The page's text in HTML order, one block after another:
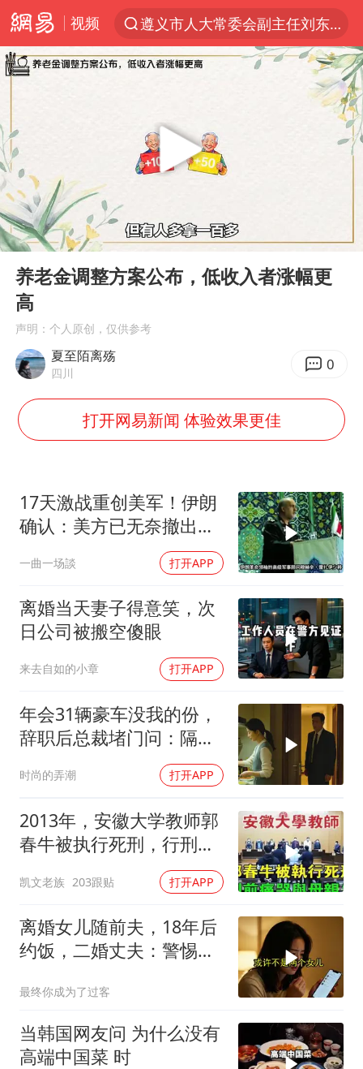
视频
遵义市人大常委会副主任刘东明被查
夜幕落下 运动上场
泰交通部副部长回应中国人遭歧视手势
中国稀土盘中涨停
台风白海豚逼近 暴雨大暴雨来袭
“空调24小时开着更省电”不实
OpenAI为免费用户升级GPT-5.6 Luna
泸溪河：桃酥吃出金属牙冠视频不实
“中国蔬菜之乡”最高温达41.8℃
27岁女子成组织卖淫集团主犯被通缉
97岁英国奶奶飞上天再破吉尼斯纪录
女子开一天一夜空调后二氧化碳中毒
Play
00:00
养老金调整方案公布，低收入者涨幅更
高
声明：个人原创，仅供参考
夏至陌离殇
四川 0
打开网易新闻 体验效果更佳
17天激战重创美军！伊朗
确认：美方已无奈撤出两
一曲一场談 打开APP
离婚当天妻子得意笑，次
日公司被搬空傻眼
来去自如的小章 打开APP
年会31辆豪车没我的份，
辞职后总裁堵门问：隔壁
时尚的弄潮 打开APP
2013年，安徽大学教师郭
春牛被执行死刑，行刑前
凯文老族 203跟贴 打开APP
离婚女儿随前夫，18年后
约饭，二婚丈夫：警惕骗
最终你成为了过客
当韩国网友问 为什么没有
高端中国菜 时